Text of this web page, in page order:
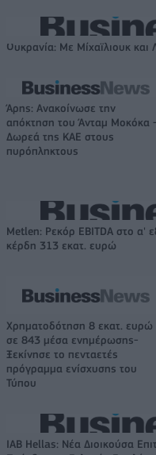
Ουκρανία: Με Μίχαϊλιουκ
Άρης: Ανακοίνωσε την
απόκτηση του Άνταμ Μοκόκα -
Δωρεά της ΚΑΕ στους
πυρόπληκτους
Metlen: Ρεκόρ EBITDA στο α'
κέρδη 313 εκατ. ευρώ
Χρηματοδότηση 8 εκατ. ευρώ
σε 843 μέσα ενημέρωσης-
Ξεκίνησε το πενταετές
πρόγραμμα ενίσχυσης του
Τύπου
IAB Hellas: Νέα Διοικούσα